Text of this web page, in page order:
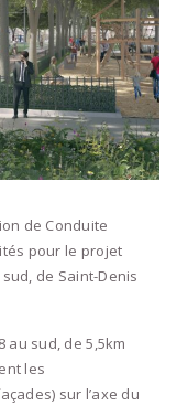
de Conduite
pour le projet
de Saint-Denis
au sud, de 5,5km
les
sur l’axe du